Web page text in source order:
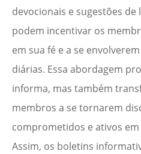
devocionais e sugestões
podem incentivar os
em sua fé e a se
diárias. Essa abordagem
informa, mas também
membros a se tornarem
comprometidos e ativos
Assim, os boletins